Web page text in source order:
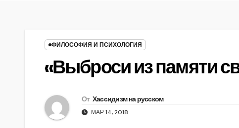
ФИЛОСОФИЯ И ПСИХОЛОГИЯ
«Выброси из памяти
От Хассидизм на русском
МАР 14, 2018